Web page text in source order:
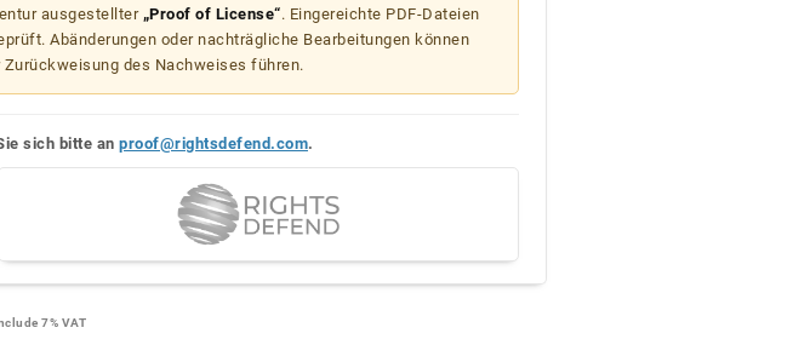
ausgestellter „Proof of License“. Eingereichte PDF-Dateien
Abänderungen oder nachträgliche Bearbeitungen können
des Nachweises führen.
sich bitte an proof@rightsdefend.com.
7% VAT